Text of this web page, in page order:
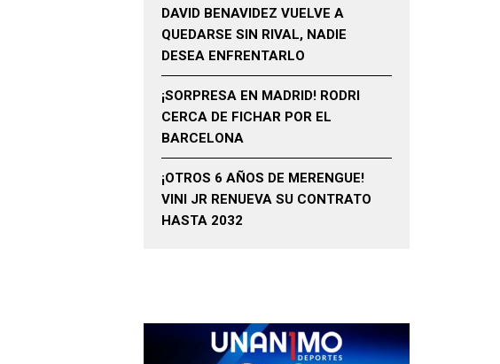
DAVID BENAVIDEZ VUELVE A
QUEDARSE SIN RIVAL, NADIE
DESEA ENFRENTARLO
¡SORPRESA EN MADRID! RODRI
CERCA DE FICHAR POR EL
BARCELONA
¡OTROS 6 AÑOS DE MERENGUE!
VINI JR RENUEVA SU CONTRATO
HASTA 2032